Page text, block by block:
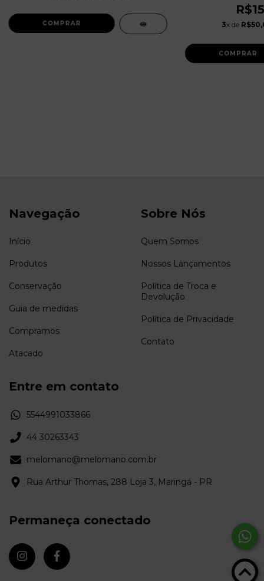
3x de
Navegação
Início
Produtos
Conservação
Guia de medidas
Compramos
Atacado
Sobre Nós
Quem Somos
Nossos Lançamentos
Política de Troca e
Devolução
Política de Privacidade
Contato
Entre em contato
5544991033866
44 30263343
melomano@melomano.com.br
Rua Arthur Thomas, 288 Loja 3, Maringá - PR
Permaneça conectado